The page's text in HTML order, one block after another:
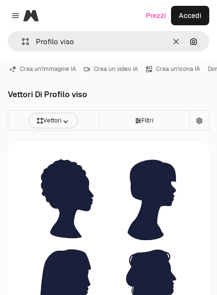
Close menu
Magnific
CancellaCerca
Prezzi Accedi
Crea un'immagine IA Crea un video IA Crea un'icona IA
Vettori Di Profilo viso
Vettori Filtri